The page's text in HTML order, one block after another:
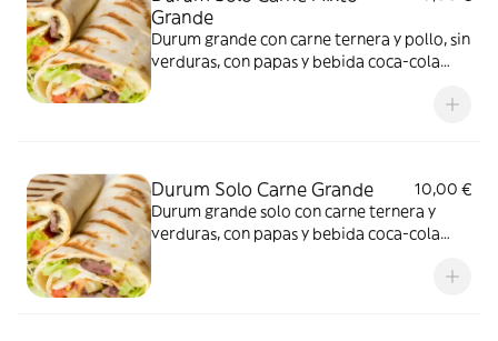
Grande
Durum grande con carne ternera y pollo, sin
verduras, con papas y bebida coca-cola
Durum Solo Carne Grande
10,00 €
Durum grande solo con carne ternera y
verduras, con papas y bebida coca-cola